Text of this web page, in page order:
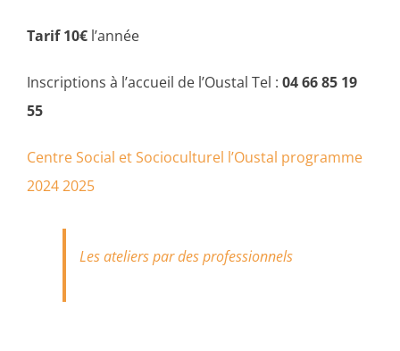
Tarif 10€ l’année
Inscriptions à l’accueil de l’Oustal Tel : 04 66 85 19
55
Centre Social et Socioculturel l’Oustal programme
2024 2025
Les ateliers par des professionnels